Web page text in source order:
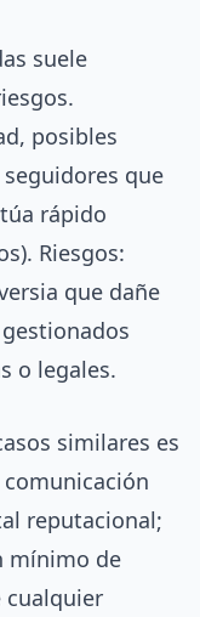
suele
posibles
que
rápido
Riesgos:
que dañe
o legales.
similares es
reputacional;
mínimo de
cualquier